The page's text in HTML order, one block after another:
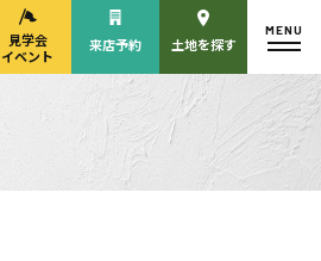
見学会・
見学会
イベント
来店予約 土地を探す
MENU